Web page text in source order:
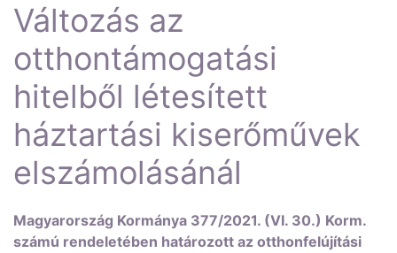
Változás az
otthontámogatási
hitelből létesített
háztartási kiserőművek
elszámolásánál
Magyarország Kormánya 377/2021. (VI. 30.) Korm.
számú rendeletében határozott az otthonfelújítási